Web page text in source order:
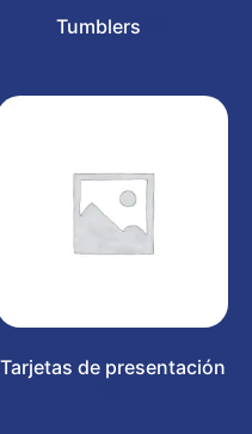
Tumblers
Tarjetas de presentación